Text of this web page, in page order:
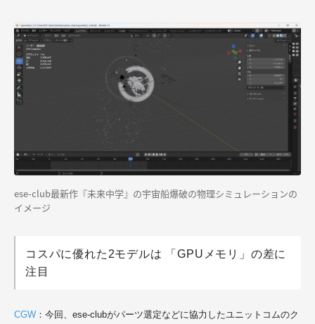
ese-club最新作『未来中学』の宇宙船爆破の物理シミュレーションの
イメージ
コスパに優れた2モデルは 「GPUメモリ」の差に
注目
CGW ：今回、ese-clubがパーツ選定などに協力したユニットコムのク